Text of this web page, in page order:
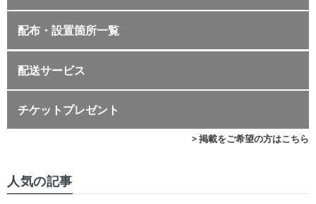
配布・設置箇所一覧
配送サービス
チケットプレゼント
> 掲載をご希望の方はこちら
人気の記事